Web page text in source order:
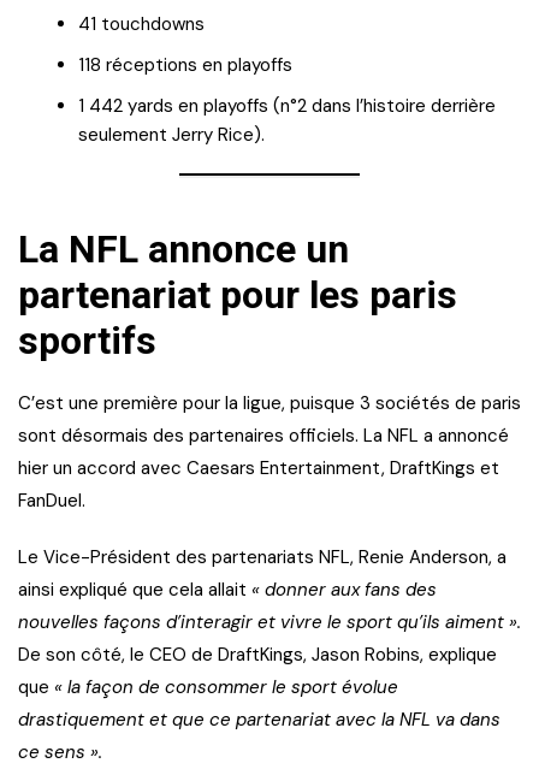
41 touchdowns
118 réceptions en playoffs
1 442 yards en playoffs (n°2 dans l’histoire derrière
seulement Jerry Rice).
La NFL annonce un
partenariat pour les paris
sportifs
C’est une première pour la ligue, puisque 3 sociétés de paris
sont désormais des partenaires officiels. La NFL a annoncé
hier un accord avec Caesars Entertainment, DraftKings et
FanDuel.
Le Vice-Président des partenariats NFL, Renie Anderson, a
ainsi expliqué que cela allait « donner aux fans des
nouvelles façons d’interagir et vivre le sport qu’ils aiment ».
De son côté, le CEO de DraftKings, Jason Robins, explique
que « la façon de consommer le sport évolue
drastiquement et que ce partenariat avec la NFL va dans
ce sens ».